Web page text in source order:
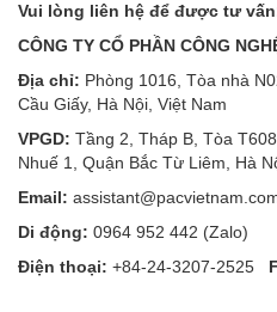
Vui lòng liên hệ để được tư
CÔNG TY CỔ PHẦN CÔNG
Địa chỉ: Phòng 1016, Tòa nhà
Cầu Giấy, Hà Nội, Việt Nam
VPGD: Tầng 2, Tháp B, Tòa
Nhuế 1, Quận Bắc Từ Liêm, Hà
Email:
Di động: 0964 952 442 (Zalo)
Điện thoại: +84-24-3207-2525